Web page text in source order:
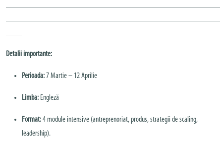
Detalii importante:
Perioada: 7 Martie – 12 Aprilie
Limba: Engleză
Format:4 module intensive (antreprenoriat, produs, strategii de scaling,
leadership).